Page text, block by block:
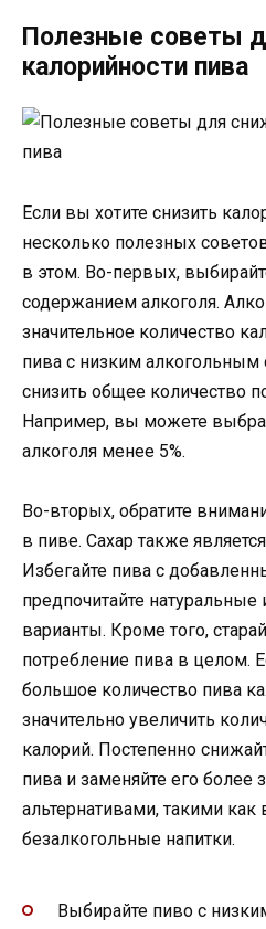
Полезные советы
калорийности пива
Если вы хотите снизить
несколько полезных
в этом. Во-первых,
содержанием алкоголя.
значительное количество
пива с низким
снизить общее количество
Например, вы можете
алкоголя менее 5%.
Во-вторых, обратите
в пиве. Сахар также
Избегайте пива с
предпочитайте
варианты. Кроме того,
потребление пива в целом.
большое количество пива
значительно увеличить
калорий. Постепенно
пива и заменяйте его
альтернативами, такими как
безалкогольные напитки.
Выбирайте пиво с